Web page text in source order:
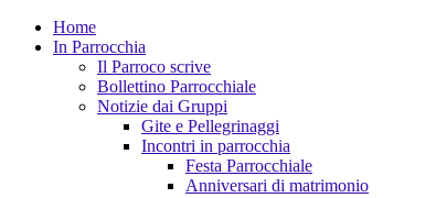
Home
In Parrocchia
Il Parroco scrive
Bollettino Parrocchiale
Notizie dai Gruppi
Gite e Pellegrinaggi
Incontri in parrocchia
Festa Parrocchiale
Anniversari di matrimonio